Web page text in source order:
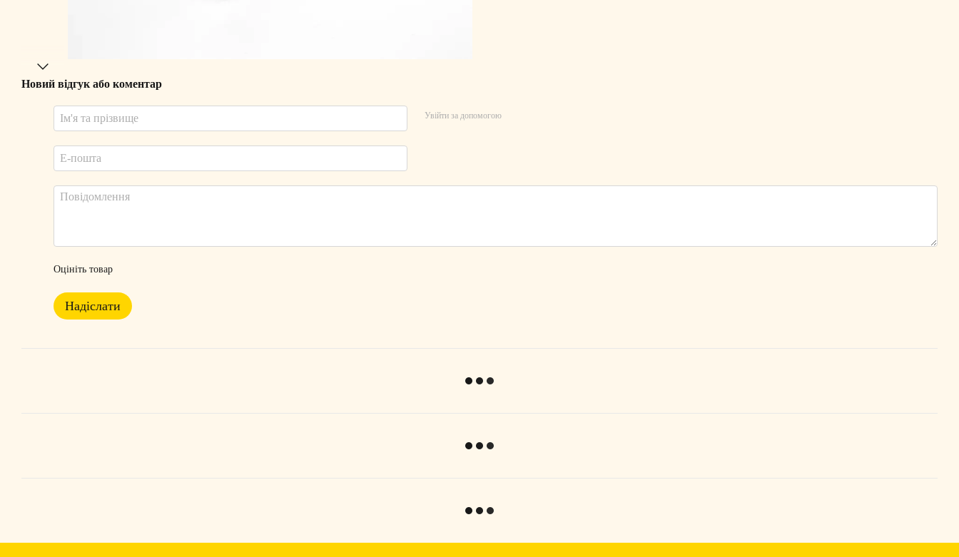
Новий відгук або коментар
Увійти за допомогою
Оцініть товар
Надіслати